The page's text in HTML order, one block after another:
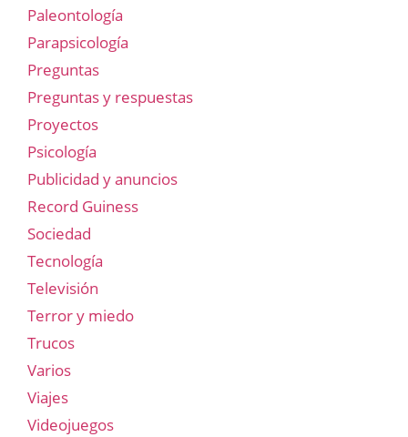
Paleontología
Parapsicología
Preguntas
Preguntas y respuestas
Proyectos
Psicología
Publicidad y anuncios
Record Guiness
Sociedad
Tecnología
Televisión
Terror y miedo
Trucos
Varios
Viajes
Videojuegos